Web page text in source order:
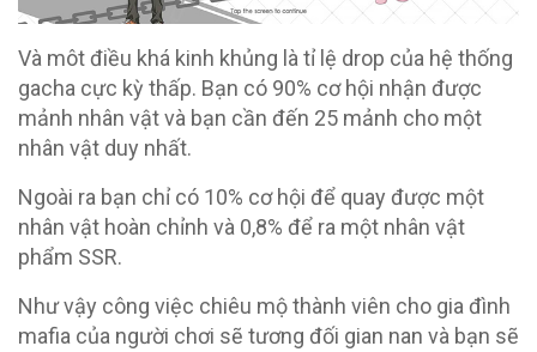
Và môt điều khá kinh khủng là tỉ lệ drop của hệ thống
gacha cực kỳ thấp. Bạn có 90% cơ hội nhận được
mảnh nhân vật và bạn cần đến 25 mảnh cho một
nhân vật duy nhất.
Ngoài ra bạn chỉ có 10% cơ hội để quay được một
nhân vật hoàn chỉnh và 0,8% để ra một nhân vật
phẩm SSR.
Như vậy công việc chiêu mộ thành viên cho gia đình
mafia của người chơi sẽ tương đối gian nan và bạn sẽ